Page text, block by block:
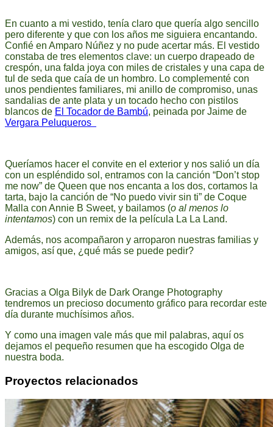
En cuanto a mi vestido, tenía claro que quería algo sencillo
pero diferente y que con los años me siguiera encantando.
Confié en Amparo Núñez y no pude acertar más. El vestido
constaba de tres elementos clave: un cuerpo drapeado de
crespón, una falda joya con miles de cristales y una capa de
tul de seda que caía de un hombro. Lo complementé con
unos pendientes familiares, mi anillo de compromiso, unas
sandalias de ante plata y un tocado hecho con pistilos
blancos de El Tocador de Bambú, peinada por Jaime de
Vergara Peluqueros
Queríamos hacer el convite en el exterior y nos salió un día
con un espléndido sol, entramos con la canción “Don’t stop
me now” de Queen que nos encanta a los dos, cortamos la
tarta, bajo la canción de “No puedo vivir sin ti” de Coque
Malla con Annie B Sweet, y bailamos (o al menos lo
intentamos) con un remix de la película La La Land.
Además, nos acompañaron y arroparon nuestras familias y
amigos, así que, ¿qué más se puede pedir?
Gracias a Olga Bilyk de Dark Orange Photography
tendremos un precioso documento gráfico para recordar este
día durante muchísimos años.
Y como una imagen vale más que mil palabras, aquí os
dejamos el pequeño resumen que ha escogido Olga de
nuestra boda.
Proyectos relacionados